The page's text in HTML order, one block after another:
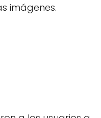
imágenes.